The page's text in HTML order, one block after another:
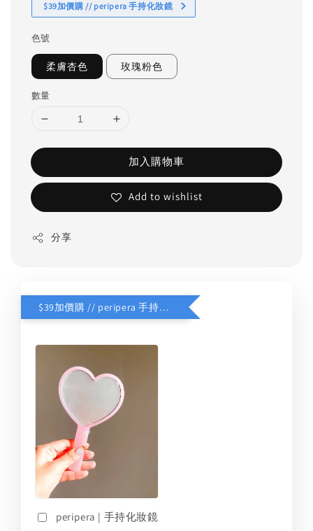
$39加價購 // peripera 手持化妝鏡
色號
柔膚杏色 玫瑰粉色
數量
加入購物車
Add to wishlist
分享
$39加價購 // peripera 手持化妝鏡
peripera | 手持化妝鏡